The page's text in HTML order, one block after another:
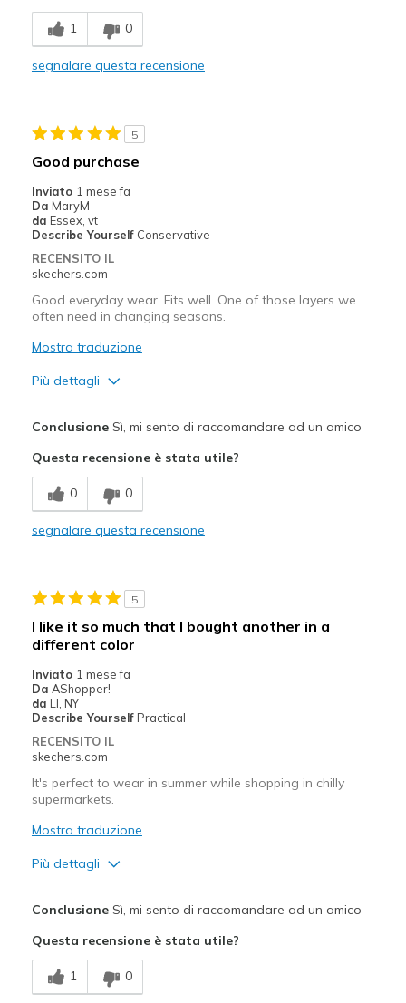
Comfortable
Stylish
Travel
Width
Sizing
View On Shoes
I'm Into Shoes
1 0
segnalare questa recensione
5
Good purchase
Inviato 1 mese fa
Da MaryM
da Essex, vt
Describe Yourself Conservative
RECENSITO IL
skechers.com
Good everyday wear. Fits well. One of those layers we
often need in changing seasons.
Mostra traduzione
Più dettagli
Comfortable
Durable
Casual Wear
Going Out
Width
Sizing
ConclusioneSì, mi sento di raccomandare ad un amico
Questa recensione è stata utile?
0 0
segnalare questa recensione
5
I like it so much that I bought another in a
different color
Inviato 1 mese fa
Da AShopper!
da LI, NY
Describe Yourself Practical
RECENSITO IL
skechers.com
It's perfect to wear in summer while shopping in chilly
supermarkets.
Mostra traduzione
Più dettagli
Comfortable
Stylish
ConclusioneSì, mi sento di raccomandare ad un amico
Questa recensione è stata utile?
1 0